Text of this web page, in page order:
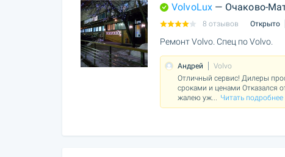
VolvoLux — Очаково-
8 отзывов Открыто
Ремонт Volvo. Спец по Volvo.
Андрей
Volvo
Отличный сервис! Дилеры
сроками и ценами Отказался
жалею уж
Читать подробнее